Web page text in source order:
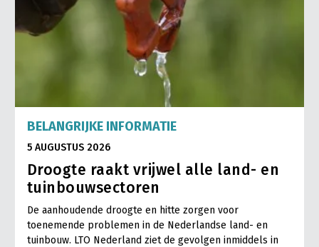
BELANGRIJKE INFORMATIE
5 AUGUSTUS 2026
Droogte raakt vrijwel alle land- en
tuinbouwsectoren
De aanhoudende droogte en hitte zorgen voor
toenemende problemen in de Nederlandse land- en
tuinbouw. LTO Nederland ziet de gevolgen inmiddels in